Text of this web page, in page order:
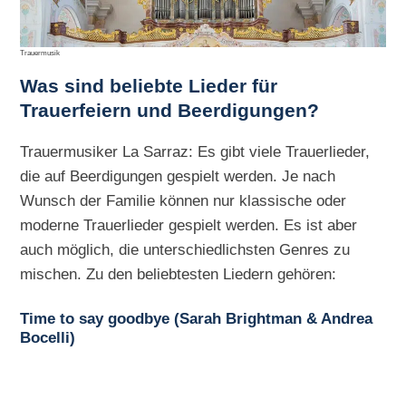
Trauermusik
Was sind beliebte Lieder für
Trauerfeiern und Beerdigungen?
Trauermusiker La Sarraz: Es gibt viele Trauerlieder,
die auf Beerdigungen gespielt werden. Je nach
Wunsch der Familie können nur klassische oder
moderne Trauerlieder gespielt werden. Es ist aber
auch möglich, die unterschiedlichsten Genres zu
mischen. Zu den beliebtesten Liedern gehören:
Time to say goodbye (Sarah Brightman & Andrea
Bocelli)